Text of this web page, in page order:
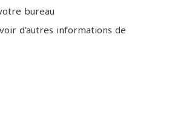
bureau
d'autres informations de